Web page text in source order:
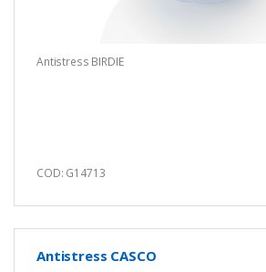
Antistress BIRDIE
COD: G14713
Antistress CASCO